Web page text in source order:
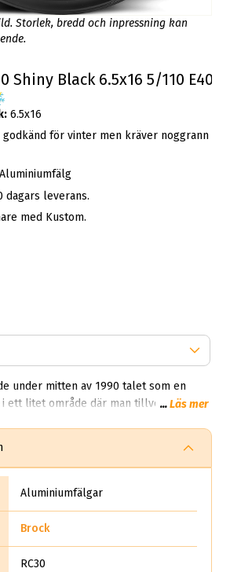
Storlek, bredd och inpressning kan
Shiny Black 6.5x16 5/110 E40
6.5x16
godkänd för vinter men kräver noggrann
dagars leverans.
med Kustom.
under mitten av 1990 talet som en
ett litet område där man tillverkade
dag? Helt sjukt!? Första gången vi
på ABS Wheels chockade.
mer än 10 miljoner aluminiumhjul
...Läs mer
Aluminiumfälgar
Brock
RC30